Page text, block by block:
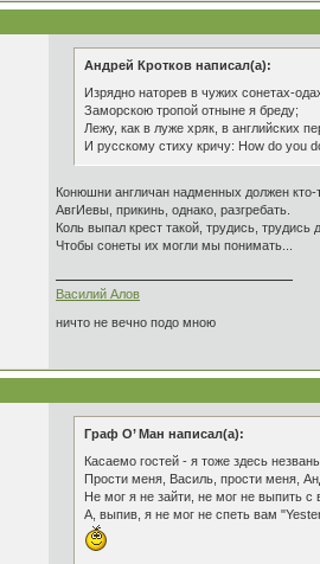
Андрей Кротков написал(а):
Изрядно наторев в чужих сонетах-
Заморскою тропой отныне я бреду;
Лежу, как в луже хряк, в английских
И русскому стиху кричу: How do you
Конюшни англичан надменных должен кто-
АвгИевы, прикинь, однако, разгребать.
Коль выпал крест такой, трудись, трудись
Чтобы сонеты их могли мы понимать...
Василий Алов
ничто не вечно подо мною
Граф О’ Ман написал(а):
Касаемо гостей - я тоже здесь
Прости меня, Василь, прости меня,
Не мог я не зайти, не мог не выпить с
А, выпив, я не мог не спеть вам